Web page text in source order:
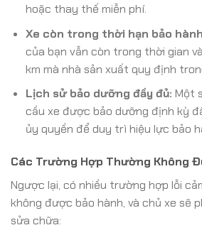
hoặc thay thế miễn phí.
Xe còn trong thời hạn bảo
của bạn vẫn còn trong thời gian
km mà nhà sản xuất quy định
Lịch sử bảo dưỡng đầy đủ: Một
cầu xe được bảo dưỡng định kỳ
ủy quyền để duy trì hiệu lực bảo
Các Trường Hợp Thường Không
Ngược lại, có nhiều trường hợp lỗi
không được bảo hành, và chủ xe sẽ
sửa chữa: